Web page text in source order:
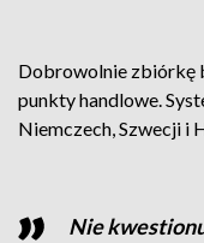
Dobrowolnie zbiórkę
punkty handlowe.
Niemczech, Szwecji i
Nie